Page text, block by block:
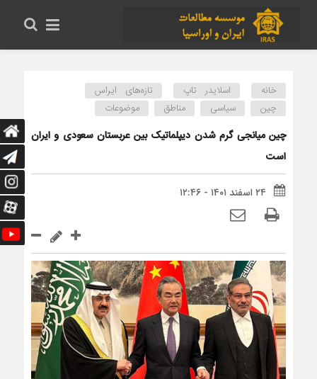
خانه اسلایدر تاپ
تازه‌های ایراس
چین
سیاسی مناطق موضوعات
چین میانجی گرم شدن دیپلماتیک بین عربستان سعودی و ایران
است
۲۴ اسفند ۱۴۰۱ - ۱۲:۴۶